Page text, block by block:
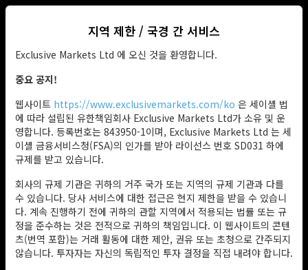
지역 제한 / 국경 간 서비스
Exclusive Markets Ltd 에 오신 것을 환영합니다.
중요 공지!
웹사이트 https://www.exclusivemarkets.com/ko 은 세이셸 법
에 따라 설립된 유한책임회사 Exclusive Markets Ltd가 소유 및 운
영합니다. 등록번호는 843950-1이며, Exclusive Markets Ltd 는 세
이셸 금융서비스청(FSA)의 인가를 받아 라이선스 번호 SD031 하에
규제를 받고 있습니다.
회사의 규제 기관은 귀하의 거주 국가 또는 지역의 규제 기관과 다를
수 있습니다. 당사 서비스에 대한 접근은 현지 제한을 받을 수 있습니
다. 계속 진행하기 전에 귀하의 관할 지역에서 적용되는 법률 또는 규
정을 준수하는 것은 전적으로 귀하의 책임입니다. 이 웹사이트의 콘텐
츠(번역 포함)는 거래 활동에 대한 제안, 권유 또는 초청으로 간주되지
않습니다. 투자자는 자신의 독립적인 투자 결정을 직접 내려야 합니다.